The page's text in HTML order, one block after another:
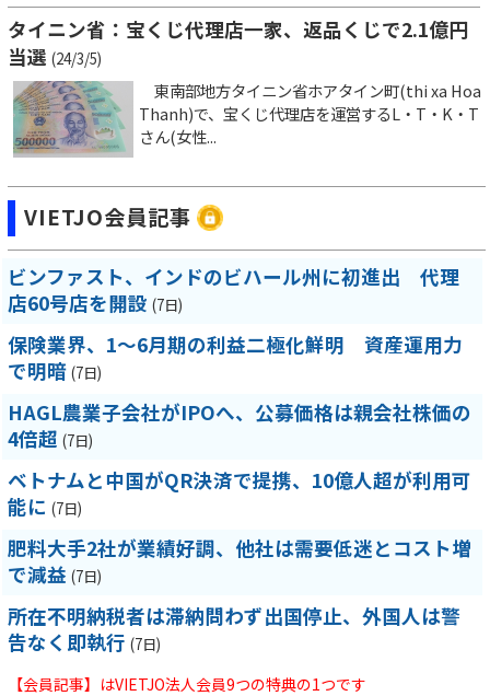
タイニン省：宝くじ代理店一家、返品くじで2.1億円
当選 (24/3/5)
東南部地方タイニン省ホアタイン町(thi xa Hoa
Thanh)で、宝くじ代理店を運営するL・T・K・T
さん(女性...
VIETJO会員記事
ビンファスト、インドのビハール州に初進出 代理
店60号店を開設 (7日)
保険業界、1～6月期の利益二極化鮮明 資産運用力
で明暗 (7日)
HAGL農業子会社がIPOへ、公募価格は親会社株価の
4倍超 (7日)
ベトナムと中国がQR決済で提携、10億人超が利用可
能に (7日)
肥料大手2社が業績好調、他社は需要低迷とコスト増
で減益 (7日)
所在不明納税者は滞納問わず出国停止、外国人は警
告なく即執行 (7日)
【会員記事】はVIETJO法人会員9つの特典の1つです